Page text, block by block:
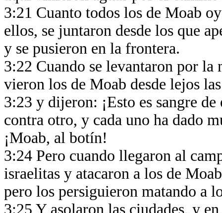
3:21 Cuanto todos los de Moab
ellos, se juntaron desde los que
y se pusieron en la frontera.
3:22 Cuando se levantaron por la
vieron los de Moab desde lejos
3:23 y dijeron: ¡Esto es sangre
contra otro, y cada uno ha dado
¡Moab, al botín!
3:24 Pero cuando llegaron al
israelitas y atacaron a los de
pero los persiguieron matando a
3:25 Y asolaron las ciudades, y